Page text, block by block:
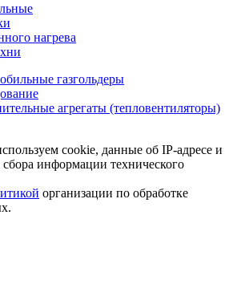
нагрева
газгольдеры
агрегаты (тепловентиляторы)
cookie, данные об IP-адресе и
информации технического
организации по обработке